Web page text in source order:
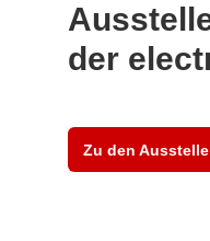
der
Zu den